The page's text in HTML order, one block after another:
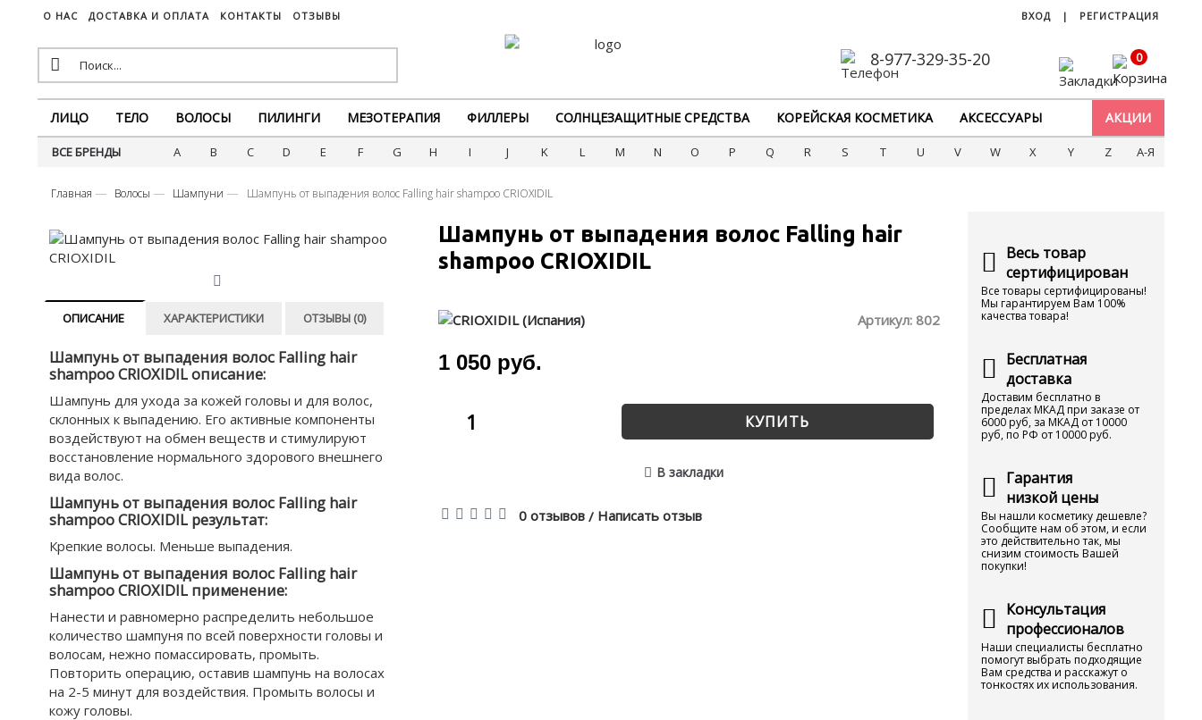
О НАС ДОСТАВКА И ОПЛАТА КОНТАКТЫ ОТЗЫВЫ ВХОД | РЕГИСТРАЦИЯ
8-977-329-35-20 0
ЛИЦО ТЕЛО ВОЛОСЫ ПИЛИНГИ МЕЗОТЕРАПИЯ ФИЛЛЕРЫ СОЛНЦЕЗАЩИТНЫЕ СРЕДСТВА КОРЕЙСКАЯ КОСМЕТИКА АКСЕССУАРЫ АКЦИИ
ВСЕ БРЕНДЫ A B C D E F G H I J K L M N O P Q R S T U V W X Y Z А-Я
Главная Волосы Шампуни Шампунь от выпадения волос Falling hair shampoo CRIOXIDIL
Весь товар
сертифицирован
Все товары сертифицированы!
Мы гарантируем Вам 100%
качества товара!
Бесплатная
доставка
Доставим бесплатно в
пределах МКАД при заказе от
6000 руб, за МКАД от 10000
руб, по РФ от 10000 руб.
Гарантия
низкой цены
Вы нашли косметику дешевле?
Сообщите нам об этом, и если
это действительно так, мы
снизим стоимость Вашей
покупки!
Консультация
профессионалов
Наши специалисты бесплатно
помогут выбрать подходящие
Вам средства и расскажут о
тонкостях их использования.
ОПИСАНИЕ ХАРАКТЕРИСТИКИ ОТЗЫВЫ (0)
Шампунь от выпадения волос Falling hair
shampoo CRIOXIDIL описание:
Шампунь для ухода за кожей головы и для волос,
склонных к выпадению. Его активные компоненты
воздействуют на обмен веществ и стимулируют
восстановление нормального здорового внешнего
вида волос.
Шампунь от выпадения волос Falling hair
shampoo CRIOXIDIL результат:
Крепкие волосы. Меньше выпадения.
Шампунь от выпадения волос Falling hair
shampoo CRIOXIDIL применение:
Нанести и равномерно распределить небольшое
количество шампуня по всей поверхности головы и
волосам, нежно помассировать, промыть.
Повторить операцию, оставив шампунь на волосах
на 2-5 минут для воздействия. Промыть волосы и
кожу головы.
Шампунь от выпадения волос Falling hair
shampoo CRIOXIDIL
Артикул: 802
1 050 руб.
КУПИТЬ
В закладки
0 отзывов/ Написать отзыв